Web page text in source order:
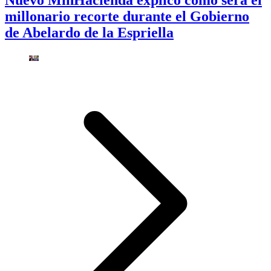
millonario recorte durante el Gobierno
de Abelardo de la Espriella